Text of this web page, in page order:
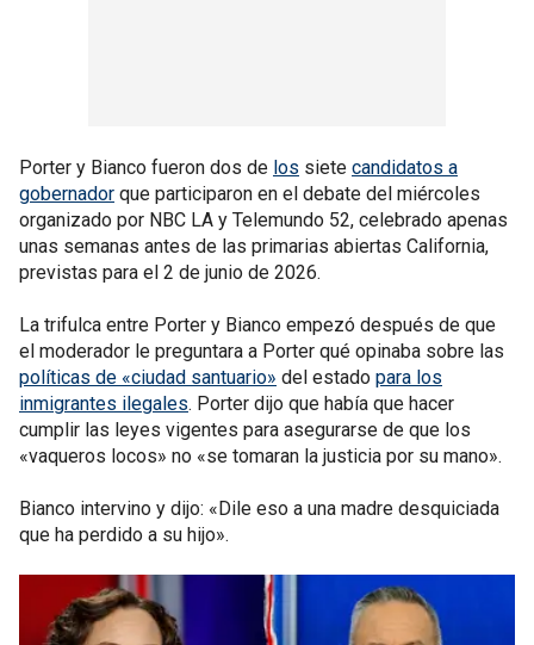
Porter y Bianco fueron dos de los siete candidatos a
gobernador que participaron en el debate del miércoles
organizado por NBC LA y Telemundo 52, celebrado apenas
unas semanas antes de las primarias abiertas California,
previstas para el 2 de junio de 2026.
La trifulca entre Porter y Bianco empezó después de que
el moderador le preguntara a Porter qué opinaba sobre las
políticas de «ciudad santuario» del estado para los
inmigrantes ilegales. Porter dijo que había que hacer
cumplir las leyes vigentes para asegurarse de que los
«vaqueros locos» no «se tomaran la justicia por su mano».
Bianco intervino y dijo: «Dile eso a una madre desquiciada
que ha perdido a su hijo».